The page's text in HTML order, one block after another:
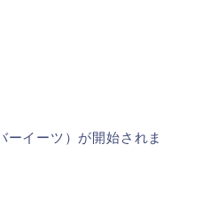
イーツ）が開始されま